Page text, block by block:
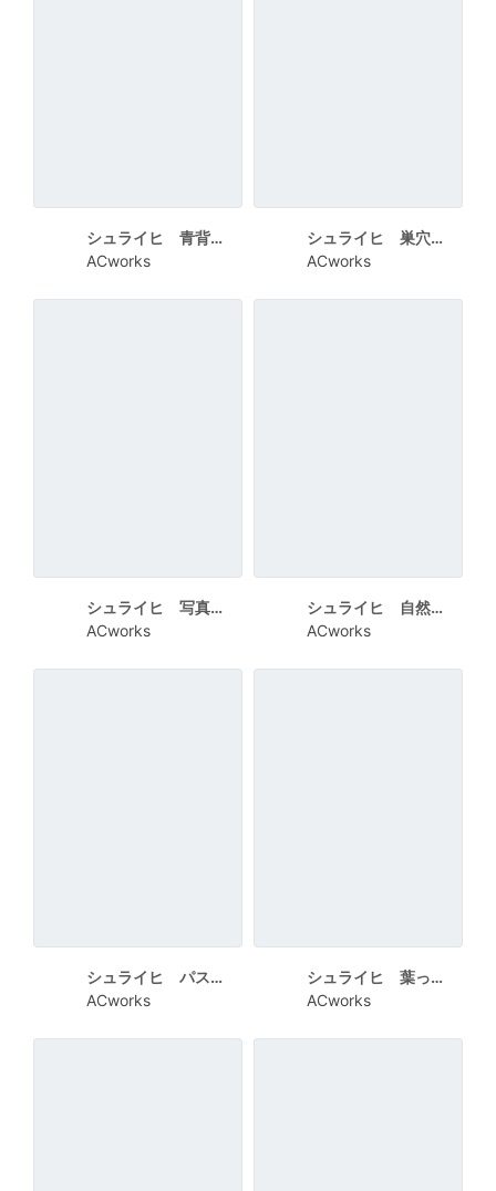
シュライヒ 青背景で鏡餅と一緒のうさぎ
ACworks
シュライヒ 巣穴の近くにいる三匹のうさぎ
ACworks
シュライヒ 写真風の2匹のうさぎ 円でHAPPY NEW YEAR
ACworks
シュライヒ 自然を背景に2匹のうさぎ HAPPY NEW YEAR
ACworks
シュライヒ パステルカラー背景のうさぎ
ACworks
シュライヒ 葉っぱの上にいる2匹のうさぎ HAPPY NEW YEAR
ACworks